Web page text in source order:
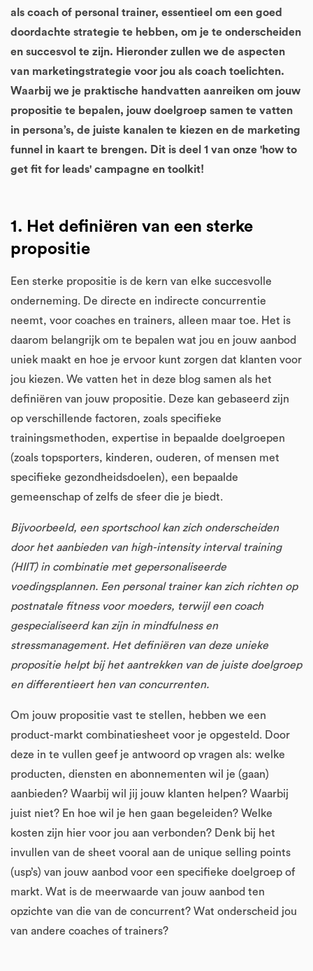
als coach of personal trainer, essentieel om een goed
doordachte strategie te hebben, om je te onderscheiden
en succesvol te zijn. Hieronder zullen we de aspecten
van marketingstrategie voor jou als coach toelichten.
Waarbij we je praktische handvatten aanreiken om jouw
propositie te bepalen, jouw doelgroep samen te vatten
in persona’s, de juiste kanalen te kiezen en de marketing
funnel in kaart te brengen. Dit is deel 1 van onze 'how to
get fit for leads' campagne en toolkit!
1. Het definiëren van een sterke
propositie
Een sterke propositie is de kern van elke succesvolle
onderneming. De directe en indirecte concurrentie
neemt, voor coaches en trainers, alleen maar toe. Het is
daarom belangrijk om te bepalen wat jou en jouw aanbod
uniek maakt en hoe je ervoor kunt zorgen dat klanten voor
jou kiezen. We vatten het in deze blog samen als het
definiëren van jouw propositie. Deze kan gebaseerd zijn
op verschillende factoren, zoals specifieke
trainingsmethoden, expertise in bepaalde doelgroepen
(zoals topsporters, kinderen, ouderen, of mensen met
specifieke gezondheidsdoelen), een bepaalde
gemeenschap of zelfs de sfeer die je biedt.
Bijvoorbeeld, een sportschool kan zich onderscheiden
door het aanbieden van high-intensity interval training
(HIIT) in combinatie met gepersonaliseerde
voedingsplannen. Een personal trainer kan zich richten op
postnatale fitness voor moeders, terwijl een coach
gespecialiseerd kan zijn in mindfulness en
stressmanagement. Het definiëren van deze unieke
propositie helpt bij het aantrekken van de juiste doelgroep
en differentieert hen van concurrenten.
Om jouw propositie vast te stellen, hebben we een
product-markt combinatiesheet voor je opgesteld. Door
deze in te vullen geef je antwoord op vragen als: welke
producten, diensten en abonnementen wil je (gaan)
aanbieden? Waarbij wil jij jouw klanten helpen? Waarbij
juist niet? En hoe wil je hen gaan begeleiden? Welke
kosten zijn hier voor jou aan verbonden? Denk bij het
invullen van de sheet vooral aan de unique selling points
(usp’s) van jouw aanbod voor een specifieke doelgroep of
markt. Wat is de meerwaarde van jouw aanbod ten
opzichte van die van de concurrent? Wat onderscheid jou
van andere coaches of trainers?